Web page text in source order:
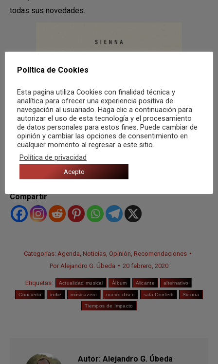
todas sus novedades.
(Portada de «Tiempos de Impacto»)
Compartir
Categorías: Agenda Noticias Opinión Recomendaciones
Por Alejandro G. Úbeda 20 febrero, 2020
Etiquetas: Actualidad musical Álbum Alicante alternativo
Concierto indie músicazero nuevo disco sala Confetti Sienna
Tiempos de Impacto
Autor: Alejandro G. Úbeda
Política de Cookies
Esta pagina utiliza Cookies con finalidad técnica y
analítica para ofrecer una experiencia positiva de
navegación al usuariado. Haga clic a continuación para
autorizar el uso de esta tecnología y el procesamiento
de datos personales para estos fines. Puede cambiar de
opinión y cambiar las opciones de consentimiento en
cualquier momento al regresar a este sitio.
Política de privacidad
Acepto